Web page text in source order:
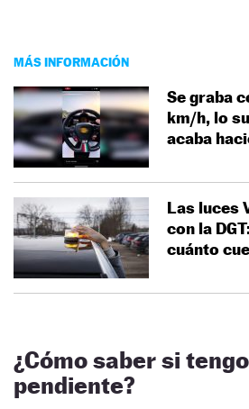
MÁS INFORMACIÓN
Se graba
km/h, lo
acaba
Las luces
con la
cuánto
¿Cómo saber si
pendiente?